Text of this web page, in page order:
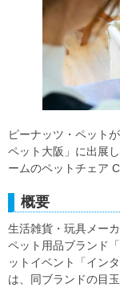
ピーナッツ・ペット
ペット大阪」に出展
ームのペットチェア
概要
生活雑貨・玩具メー
ペット用品ブランド
ットイベント「イン
は、同ブランドの目